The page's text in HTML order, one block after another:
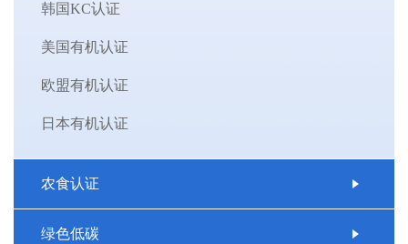
韩国KC认证
美国有机认证
欧盟有机认证
日本有机认证
农食认证
绿色低碳